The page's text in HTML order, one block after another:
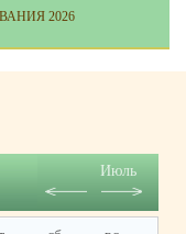
2026
Июль